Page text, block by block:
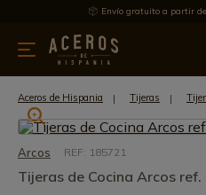
Envío gratuito a partir
menaje Ofertas Ultimas
Aceros de Hispania Tijeras
Arcos REF: 185721
Tijeras de Cocina Arcos